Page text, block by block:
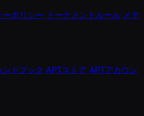
ーポリシー トーナメントルール メデ
ドブック APTストア APTアカウン